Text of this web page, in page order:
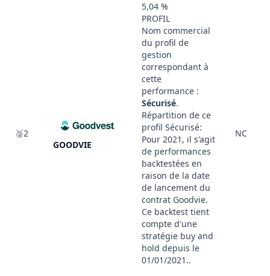
🥈2
GOODVIE
5,04 %
PROFIL
Nom commercial
du profil de
gestion
correspondant à
cette
performance :
Sécurisé.
Répartition de ce
profil Sécurisé:
Pour 2021, il s'agit
de performances
backtestées en
raison de la date
de lancement du
contrat Goodvie.
Ce backtest tient
compte d'une
stratégie buy and
hold depuis le
01/01/2021..
NC